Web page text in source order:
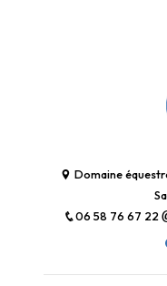
Domaine
06 58 76 67 22